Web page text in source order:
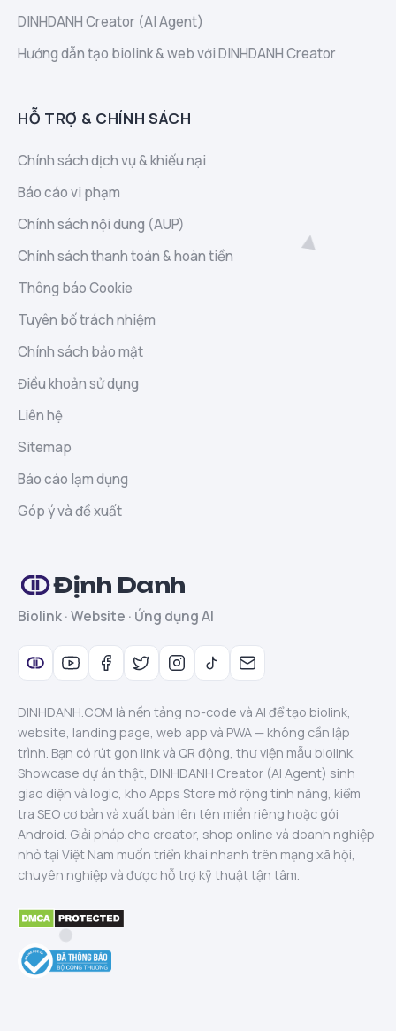
DINHDANH Creator (AI Agent)
Hướng dẫn tạo biolink & web với DINHDANH Creator
HỖ TRỢ & CHÍNH SÁCH
Chính sách dịch vụ & khiếu nại
Báo cáo vi phạm
Chính sách nội dung (AUP)
Chính sách thanh toán & hoàn tiền
Thông báo Cookie
Tuyên bố trách nhiệm
Chính sách bảo mật
Điều khoản sử dụng
Liên hệ
Sitemap
Báo cáo lạm dụng
Góp ý và đề xuất
Định Danh
Biolink · Website · Ứng dụng AI
DINHDANH.COM là nền tảng no-code và AI để tạo biolink,
website, landing page, web app và PWA — không cần lập
trình. Bạn có rút gọn link và QR động, thư viện mẫu biolink,
Showcase dự án thật, DINHDANH Creator (AI Agent) sinh
giao diện và logic, kho Apps Store mở rộng tính năng, kiểm
tra SEO cơ bản và xuất bản lên tên miền riêng hoặc gói
Android. Giải pháp cho creator, shop online và doanh nghiệp
nhỏ tại Việt Nam muốn triển khai nhanh trên mạng xã hội,
chuyên nghiệp và được hỗ trợ kỹ thuật tận tâm.